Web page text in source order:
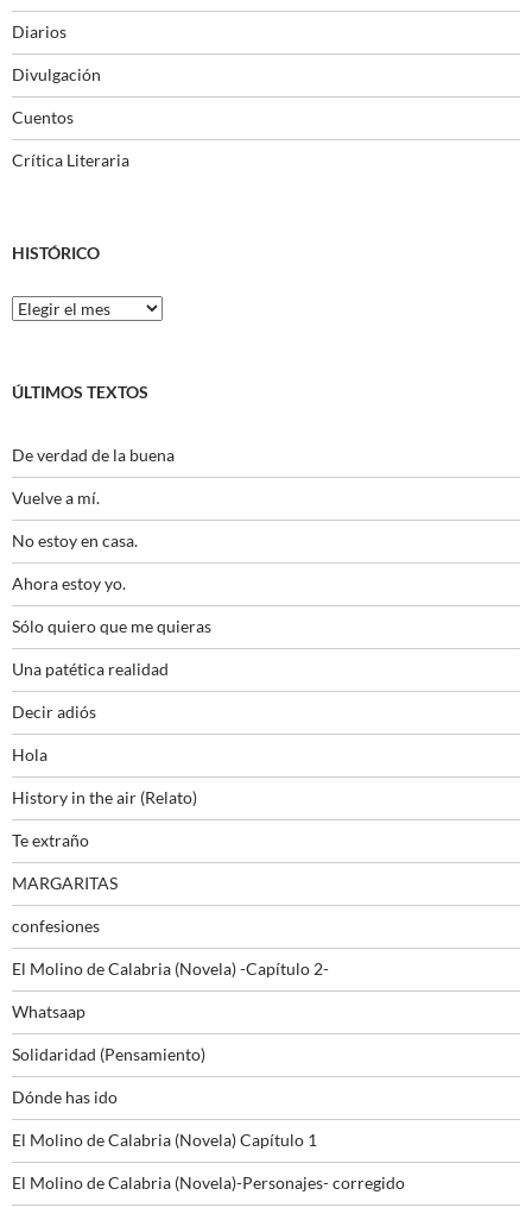
Diarios
Divulgación
Cuentos
Crítica Literaria
HISTÓRICO
Histórico
ÚLTIMOS TEXTOS
De verdad de la buena
Vuelve a mí.
No estoy en casa.
Ahora estoy yo.
Sólo quiero que me quieras
Una patética realidad
Decir adiós
Hola
History in the air (Relato)
Te extraño
MARGARITAS
confesiones
El Molino de Calabria (Novela) -Capítulo 2-
Whatsaap
Solidaridad (Pensamiento)
Dónde has ido
El Molino de Calabria (Novela) Capítulo 1
El Molino de Calabria (Novela)-Personajes- corregido